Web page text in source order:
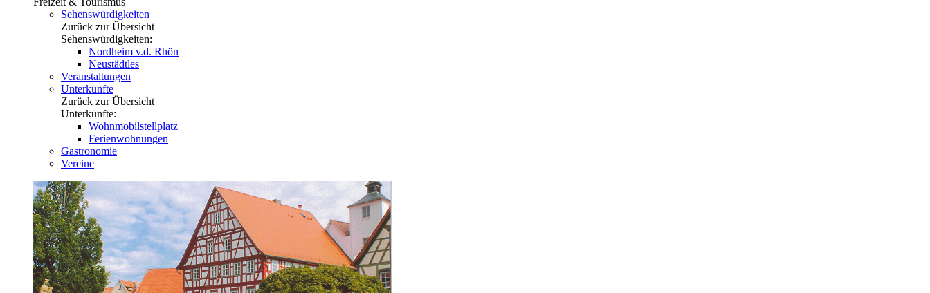
Sehenswürdigkeiten
Zurück zur Übersicht
Sehenswürdigkeiten:
Nordheim v.d. Rhön
Neustädtles
Veranstaltungen
Unterkünfte
Zurück zur Übersicht
Unterkünfte:
Wohnmobilstellplatz
Ferienwohnungen
Gastronomie
Vereine